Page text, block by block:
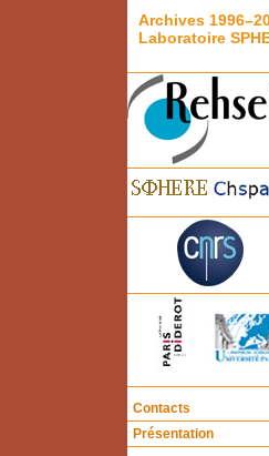
Archives
Laboratoire
Contacts
Présentation